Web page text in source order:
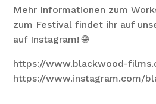
Mehr Informationen zum
zum Festival findet ihr auf
auf Instagram! 🌐
https://www.blackwood-
https://www.instagram.com/